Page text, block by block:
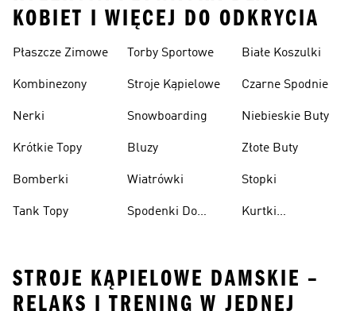
KOBIET I WIĘCEJ DO ODKRYCIA
Płaszcze Zimowe
Kombinezony
Nerki
Krótkie Topy
Bomberki
Tank Topy
Torby Sportowe
Stroje Kąpielowe
Snowboarding
Bluzy
Wiatrówki
Spodenki Do
Białe Koszulki
Czarne Spodnie
Niebieskie Buty
Złote Buty
Stopki
Kurtki
STROJE KĄPIELOWE DAMSKIE –
RELAKS I TRENING W JEDNEJ